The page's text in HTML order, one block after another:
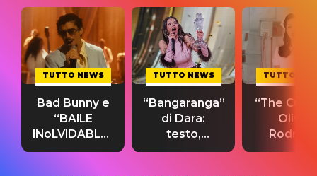
TUTTO NEWS
Bad Bunny e
“BAILE
INoLVIDABLE”:
testo,
TUTTO NEWS
“Bangaranga”
di Dara:
testo,
traduzione e
TUTTO
“The
Olivia
testo,